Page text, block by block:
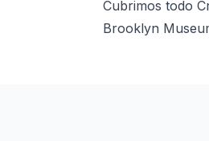
Cubrimos todo
Brooklyn